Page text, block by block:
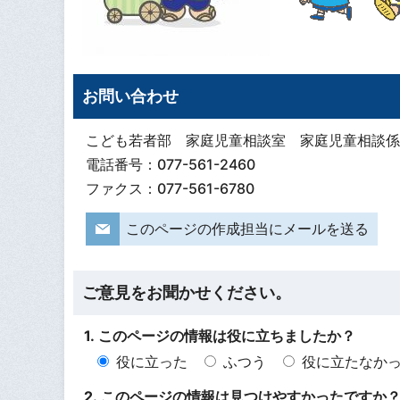
お問い合わせ
こども若者部 家庭児童相談室 家庭児童相談係
電話番号：077-561-2460
ファクス：077-561-6780
このページの作成担当にメールを送る
ご意見をお聞かせください。
1. このページの情報は役に立ちましたか？
役に立った
ふつう
役に立たなか